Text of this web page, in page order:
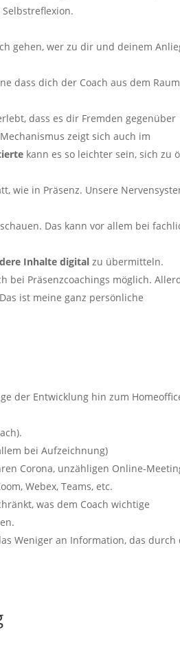
gehen, wer zu dir und deinem
dass dich der Coach aus dem Raum
dass es dir Fremden gegenüber
zeigt sich auch im
kann es so leichter sein, sich zu
wie in Präsenz. Unsere
Das kann vor allem bei
Inhalte digital zu übermitteln.
bei Präsenzcoachings möglich.
ist meine ganz persönliche
der Entwicklung hin zum
bei Aufzeichnung)
Corona, unzähligen Online-
Webex, Teams, etc.
was dem Coach wichtige
Weniger an Information, das durch